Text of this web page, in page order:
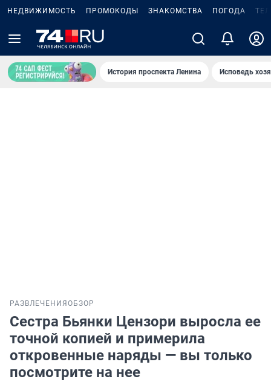
НЕДВИЖИМОСТЬ ПРОМОКОДЫ ЗНАКОМСТВА ПОГОДА
История проспекта Ленина Исповедь
РАЗВЛЕЧЕНИЯ ОБЗОР
Сестра Бьянки Цензори выросла ее
точной копией и примерила
откровенные наряды — вы только
посмотрите на нее